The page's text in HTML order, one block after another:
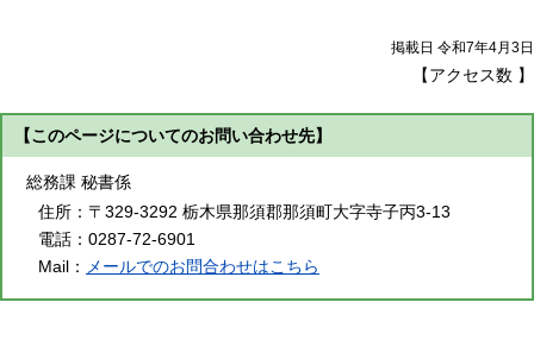
掲載日 令和7年4月3日
【アクセス数 】
【このページについてのお問い合わせ先】
総務課 秘書係
住所： 〒329-3292 栃木県那須郡那須町大字寺子丙3-13
電話： 0287-72-6901
Mail：
メールでのお問合わせはこちら